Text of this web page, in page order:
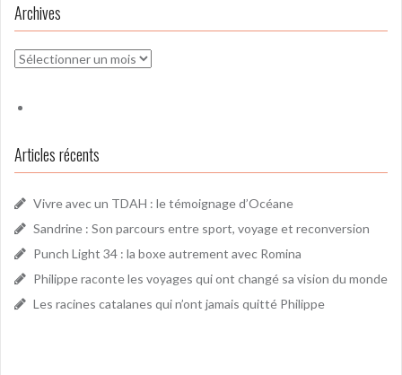
Archives
Archives
Articles récents
Vivre avec un TDAH : le témoignage d’Océane
Sandrine : Son parcours entre sport, voyage et reconversion
Punch Light 34 : la boxe autrement avec Romina
Philippe raconte les voyages qui ont changé sa vision du monde
Les racines catalanes qui n’ont jamais quitté Philippe